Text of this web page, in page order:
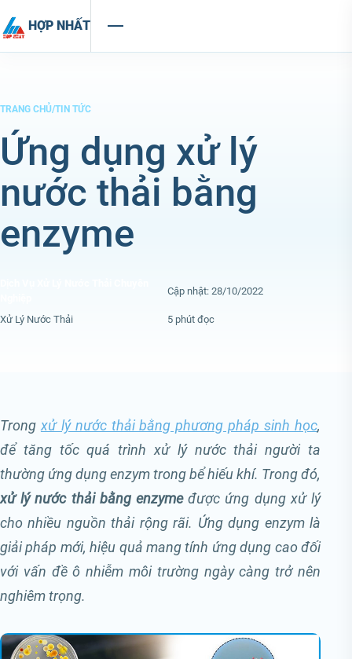
HỢP NHẤT
TRANG CHỦ/TIN TỨC
Ứng dụng xử lý
nước thải bằng
enzyme
Cập nhật: 28/10/2022
Xử Lý Nước Thải 5 phút đọc
Trong xử lý nước thải bằng phương pháp sinh học,
để tăng tốc quá trình xử lý nước thải người ta
thường ứng dụng enzym trong bể hiếu khí. Trong đó,
xử lý nước thải bằng enzymeđược ứng dụng xử lý
cho nhiều nguồn thải rộng rãi. Ứng dụng enzym là
giải pháp mới, hiệu quả mang tính ứng dụng cao đối
với vấn đề ô nhiễm môi trường ngày càng trở nên
nghiêm trọng.